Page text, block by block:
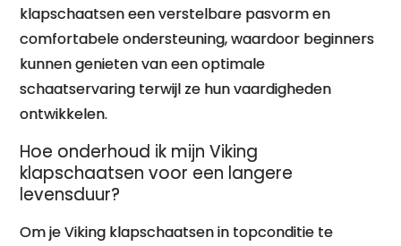
klapschaatsen een verstelbare pasvorm en
comfortabele ondersteuning, waardoor beginners
kunnen genieten van een optimale
schaatservaring terwijl ze hun vaardigheden
ontwikkelen.
Hoe onderhoud ik mijn Viking
klapschaatsen voor een langere
levensduur?
Om je Viking klapschaatsen in topconditie te